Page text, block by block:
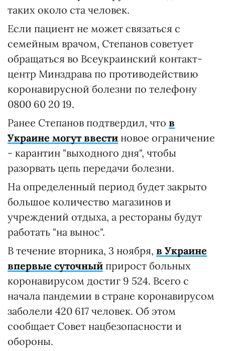
таких около ста человек.
Если пациент не может связаться с
семейным врачом, Степанов советует
обращаться во Всеукраинский контакт-
центр Минздрава по противодействию
коронавирусной болезни по телефону
0800 60 20 19.
Ранее Степанов подтвердил, что в
Украине могут ввести новое ограничение
- карантин "выходного дня", чтобы
разорвать цепь передачи болезни.
На определенный период будет закрыто
большое количество магазинов и
учреждений отдыха, а рестораны будут
работать "на вынос".
В течение вторника, 3 ноября, в Украине
впервые суточный прирост больных
коронавирусом достиг 9 524. Всего с
начала пандемии в стране коронавирусом
заболели 420 617 человек. Об этом
сообщает Совет нацбезопасности и
обороны.